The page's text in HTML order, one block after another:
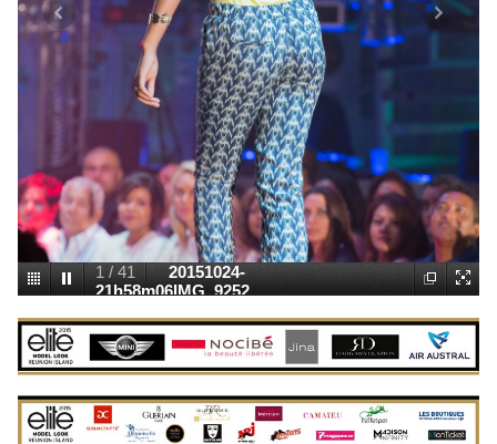
2 /41
20151024-
21h54m45IMG_9134